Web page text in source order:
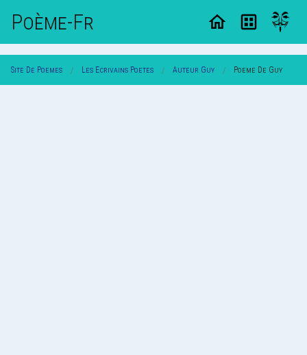
Poème-Fr
Site De Poemes Les Ecrivains Poetes Auteur Guy Poeme De Guy